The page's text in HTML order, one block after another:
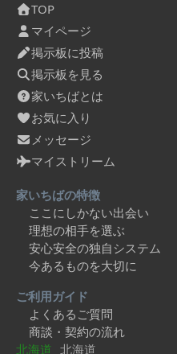
TOP
マイページ
掲示板に投稿
掲示板を見る
家いちばとは
お気に入り
メッセージ
マイストリーム
家いちばの特徴
ここにしかない出会い
理想の相手を選ぶ
安心安全の独自システム
今あるものを大切に
ご利用ガイド
よくあるご質問
商談・契約の流れ
北海道 北海道